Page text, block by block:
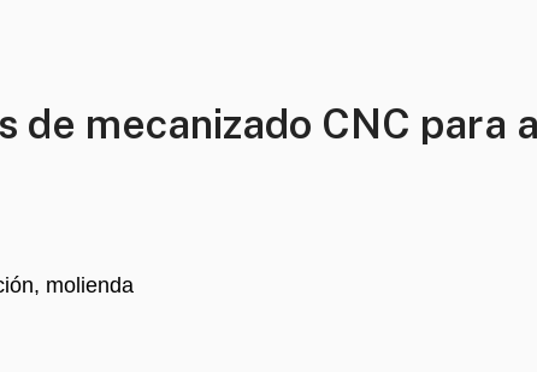
de mecanizado CNC para
molienda